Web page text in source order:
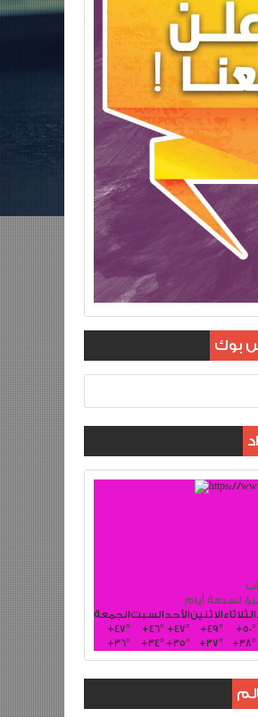
بوك
لسبعة أيام
الجمعةالسبتالأحدالاثنينالثلاثاء
+47° +46° +47° +49° +50°
+36° +34°+35° +37° +38°